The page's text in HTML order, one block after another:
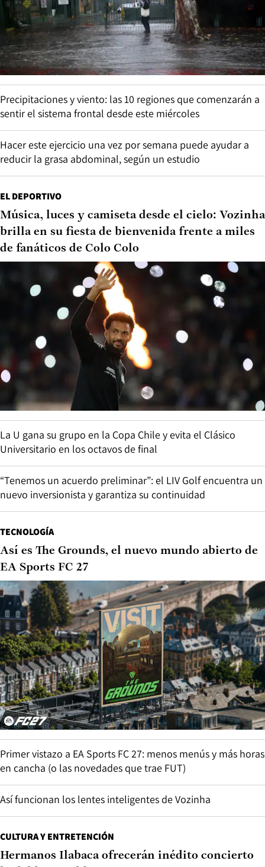
Precipitaciones y viento: las 10 regiones que comenzarán a
sentir el sistema frontal desde este miércoles
Hacer este ejercicio una vez por semana puede ayudar a
reducir la grasa abdominal, según un estudio
EL DEPORTIVO
Música, luces y camiseta desde el cielo: Vozinha
brilla en su fiesta de bienvenida frente a miles
de fanáticos de Colo Colo
La U gana su grupo en la Copa Chile y evita el Clásico
Universitario en los octavos de final
“Tenemos un acuerdo preliminar”: el LIV Golf encuentra un
nuevo inversionista y garantiza su continuidad
TECNOLOGÍA
Así es The Grounds, el nuevo mundo abierto de
EA Sports FC 27
Primer vistazo a EA Sports FC 27: menos menús y más horas
en cancha (o las novedades que trae FUT)
Así funcionan los lentes inteligentes de Vozinha
CULTURA Y ENTRETENCIÓN
Hermanos Ilabaca ofrecerán inédito concierto